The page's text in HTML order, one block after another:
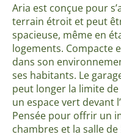
Aria est conçue pour
terrain étroit et peut
spacieuse, même en
logements. Compacte
dans son
ses habitants. Le
peut longer la limite
un espace vert devant
Pensée pour offrir un
chambres et la salle